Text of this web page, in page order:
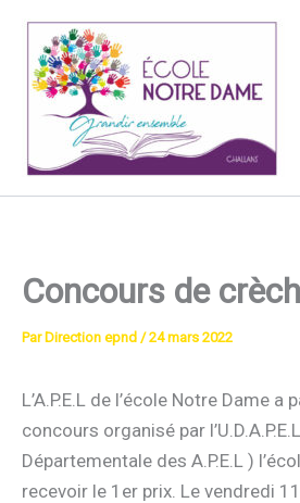
contenu
Concours de
Par Direction epnd /24 mars 2022
L’A.P.E.L de l’école Notre Dame a
concours organisé par
Départementale des A.P.E.L )
recevoir le 1er prix. Le vendredi